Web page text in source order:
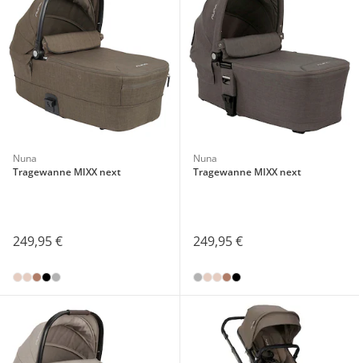
Nuna
Tragewanne MIXX next
249,95 €
Nuna
Tragewanne MIXX next
249,95 €